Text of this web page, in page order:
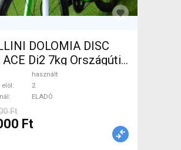
DOLOMIA DISC
ACE Di2 7kg Országúti
használt ELADÓ
használt
elöl
2
ELADÓ
Ft
Ft